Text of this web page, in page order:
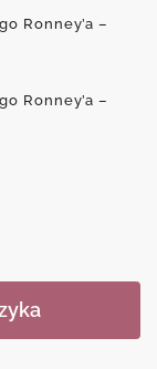
Ronney’a –
Ronney’a –